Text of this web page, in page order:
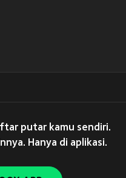
putar kamu sendiri.
Hanya di aplikasi.